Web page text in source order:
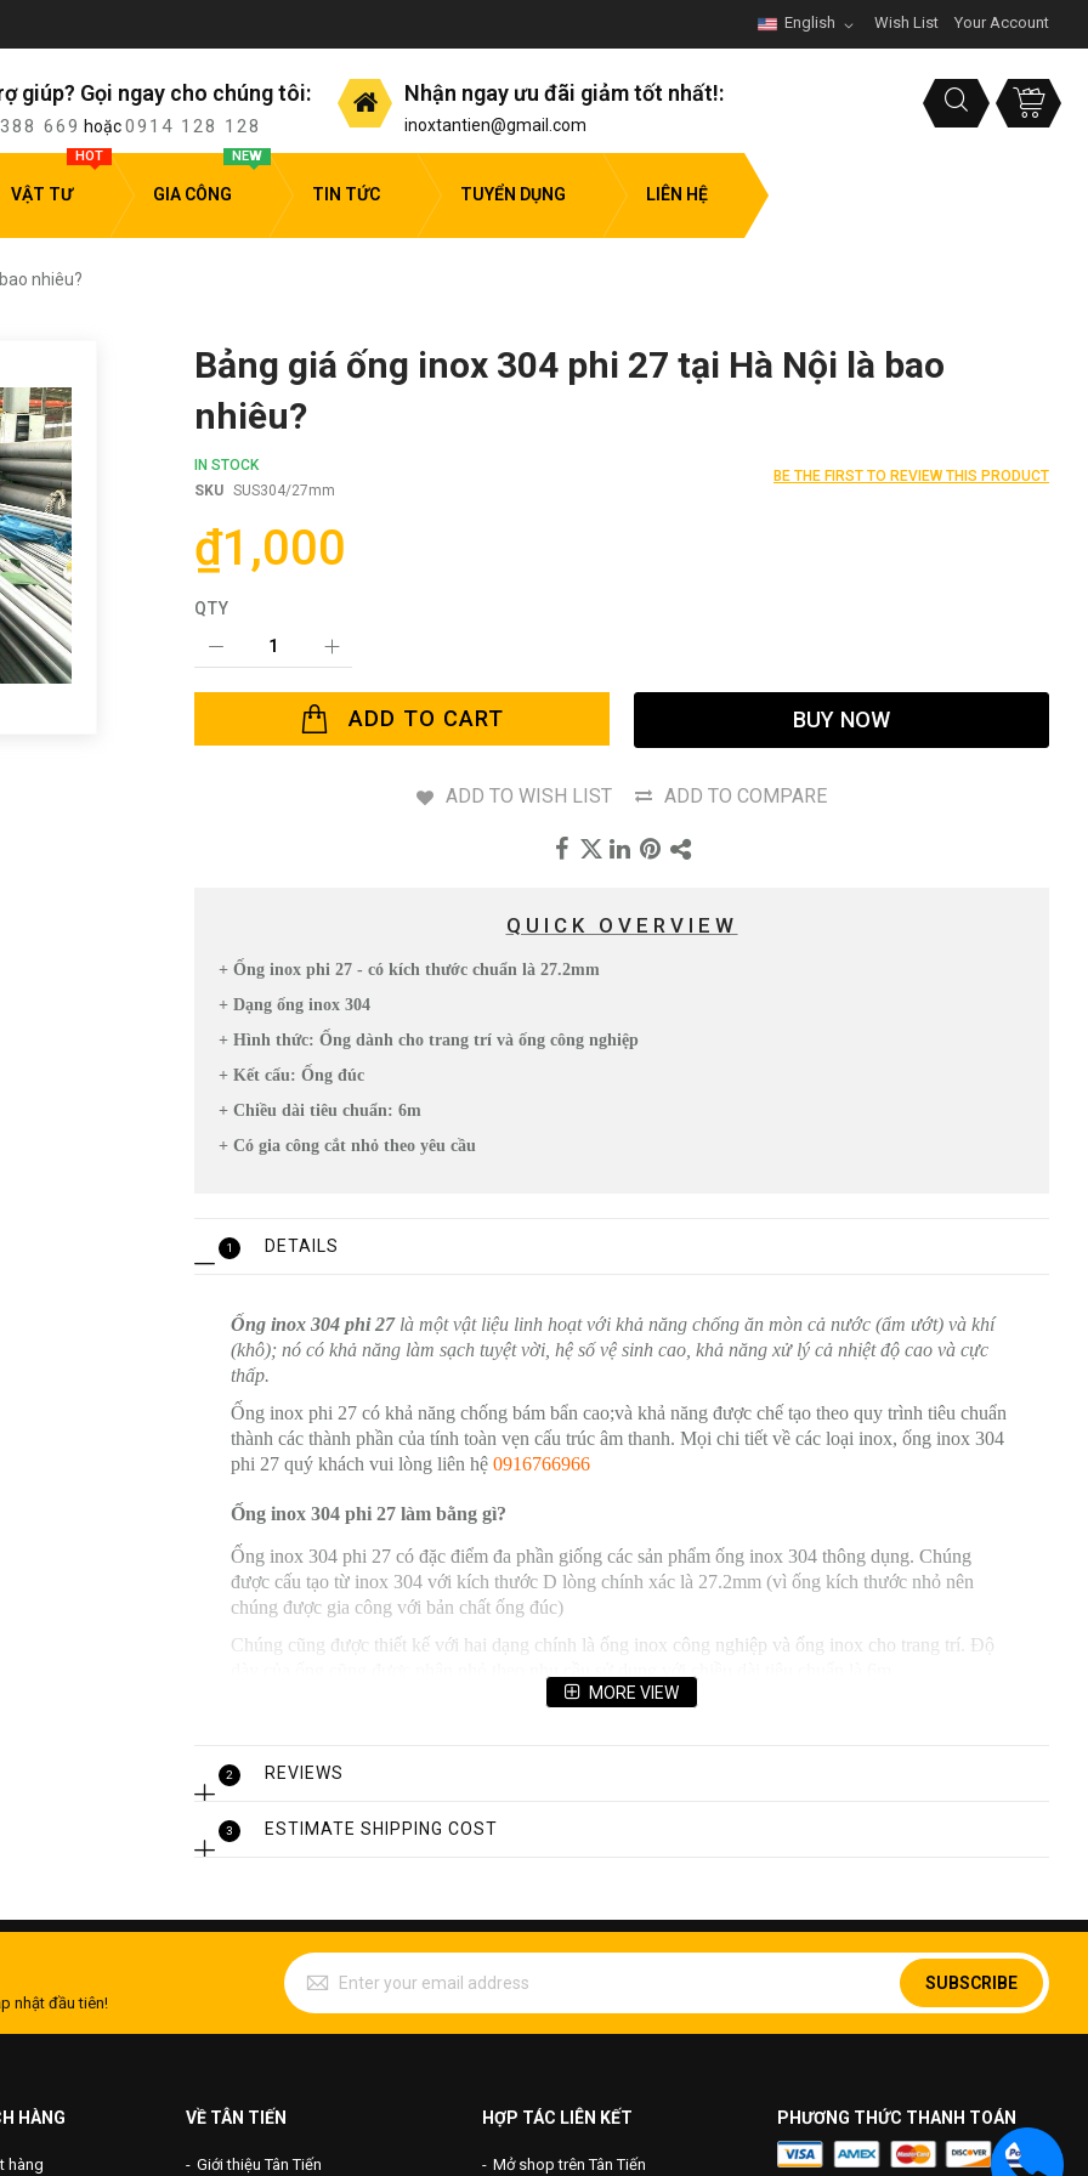
Wish List Your Account
English
giúp? Gọi ngay cho chúng tôi:
669 hoặc0914 128 128
Nhận ngay ưu đãi giảm tốt nhất!:
inoxtantien@gmail.com
VẬT TƯ
HOT
GIA CÔNG
NEW
TIN TỨC TUYỂN DỤNG LIÊN HỆ
nhiêu?
Bảng giá ống inox 304 phi 27 tại Hà Nội là bao
nhiêu?
IN STOCK
SKU SUS304/27mm
BE THE FIRST TO REVIEW THIS PRODUCT
₫1,000
QTY
ADD TO CART BUY NOW
ADD TO WISH LIST ADD TO COMPARE
QUICK OVERVIEW
+ Ống inox phi 27 - có kích thước chuẩn là 27.2mm
+ Dạng ống inox 304
+ Hình thức: Ống dành cho trang trí và ống công nghiệp
+ Kết cấu: Ống đúc
+ Chiều dài tiêu chuẩn: 6m
+ Có gia công cắt nhỏ theo yêu cầu
1 DETAILS
Ống inox 304 phi 27là một vật liệu linh hoạt với khả năng chống ăn mòn cả nước (ẩm ướt) và khí
(khô); nó có khả năng làm sạch tuyệt vời, hệ số vệ sinh cao, khả năng xử lý cả nhiệt độ cao và cực
thấp.
Ống inox phi 27 có khả năng chống bám bẩn cao;và khả năng được chế tạo theo quy trình tiêu chuẩn
thành các thành phần của tính toàn vẹn cấu trúc âm thanh. Mọi chi tiết về các loại inox, ống inox 304
phi 27 quý khách vui lòng liên hệ 0916766966
Ống inox 304 phi 27 làm bằng gì?
Ống inox 304 phi 27 có đặc điểm đa phần giống các sản phẩm ống inox 304 thông dụng. Chúng
được cấu tạo từ inox 304 với kích thước D lòng chính xác là 27.2mm (vì ống kích thước nhỏ nên
chúng được gia công với bản chất ống đúc)
Chúng cũng được thiết kế với hai dạng chính là ống inox công nghiệp và ống inox cho trang trí. Độ
MORE VIEW
2 REVIEWS
3 ESTIMATE SHIPPING COST
nhật đầu tiên!
SUBSCRIBE
HÀNG
hàng
VỀ TÂN TIẾN
Giới thiệu Tân Tiến
HỢP TÁC LIÊN KẾT
Mở shop trên Tân Tiến
PHƯƠNG THỨC THANH TOÁN